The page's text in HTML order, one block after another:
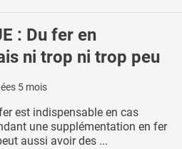
: Du fer en
ni trop ni trop peu
5 mois
est indispensable en cas
une supplémentation en fer
aussi avoir des ...